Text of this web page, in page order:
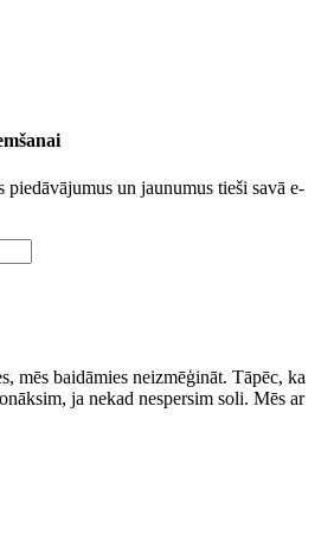
piedāvājumus un jaunumus tieši savā e-
mēs baidāmies neizmēģināt. Tāpēc, ka
ja nekad nespersim soli. Mēs ar